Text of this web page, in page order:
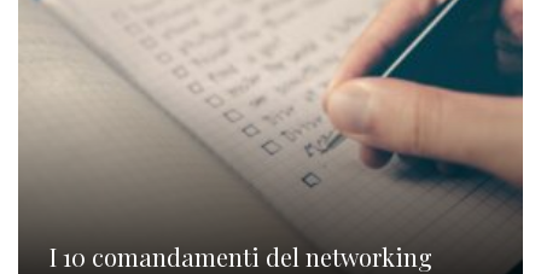
I 10 comandamenti del networking